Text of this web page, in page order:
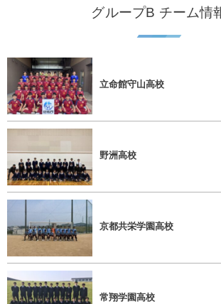
グループB チーム情
立命館守山高校
野洲高校
京都共栄学園高校
常翔学園高校